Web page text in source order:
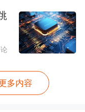
集团官方微
出任何回应。
丝的微博
多内容